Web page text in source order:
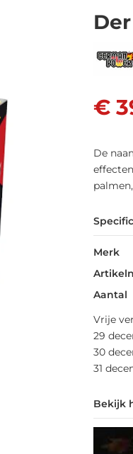
€
De
Merk
Aantal
Vrije
29
30
31
Bekijk